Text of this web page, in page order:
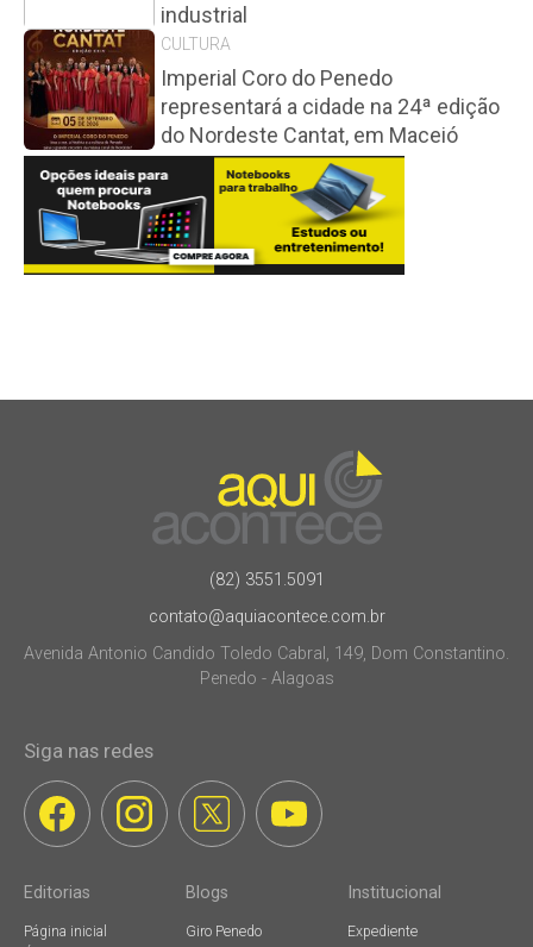
industrial
CULTURA
Imperial Coro do Penedo
representará a cidade na 24ª edição
do Nordeste Cantat, em Maceió
(82) 3551.5091
contato@aquiacontece.com.br
Avenida Antonio Candido Toledo Cabral, 149, Dom Constantino.
Penedo - Alagoas
Siga nas redes
Editorias
Página inicial
Blogs
Giro Penedo
Institucional
Expediente